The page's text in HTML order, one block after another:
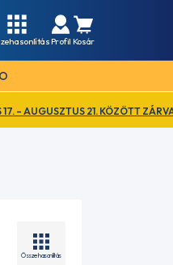
Profil Kosár
KÖZÖTT ZÁRVA TART. EZ
Összehasonlítás